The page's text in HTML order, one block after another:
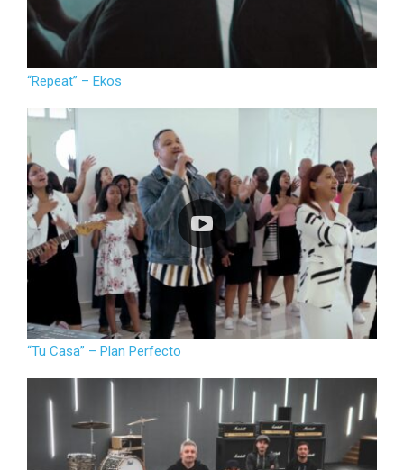
“Repeat” – Ekos
“Tu Casa” – Plan Perfecto